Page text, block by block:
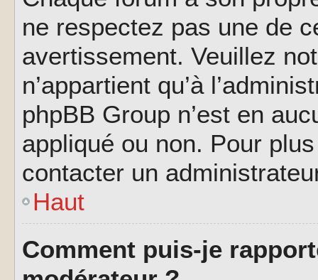
ne respectez pas une de
avertissement. Veuillez
n’appartient qu’à
phpBB Group n’est en
appliqué ou non. Pour
contacter un
Haut
Comment puis-je